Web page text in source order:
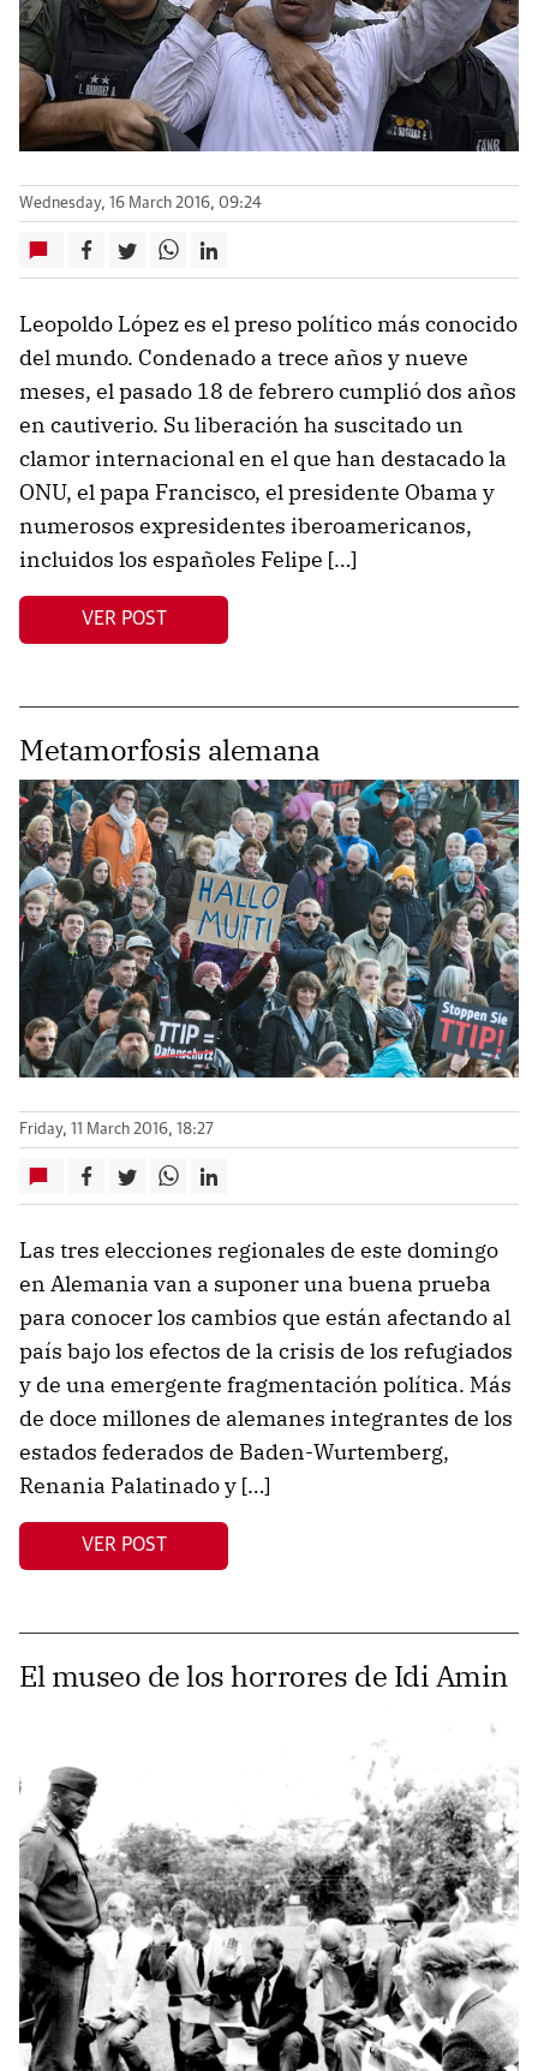
Wednesday, 16 March 2016, 09:24
Leopoldo López es el preso político más conocido
del mundo. Condenado a trece años y nueve
meses, el pasado 18 de febrero cumplió dos años
en cautiverio. Su liberación ha suscitado un
clamor internacional en el que han destacado la
ONU, el papa Francisco, el presidente Obama y
numerosos expresidentes iberoamericanos,
incluidos los españoles Felipe […]
VER POST
Metamorfosis alemana
Friday, 11 March 2016, 18:27
Las tres elecciones regionales de este domingo
en Alemania van a suponer una buena prueba
para conocer los cambios que están afectando al
país bajo los efectos de la crisis de los refugiados
y de una emergente fragmentación política. Más
de doce millones de alemanes integrantes de los
estados federados de Baden-Wurtemberg,
Renania Palatinado y […]
VER POST
El museo de los horrores de Idi Amin